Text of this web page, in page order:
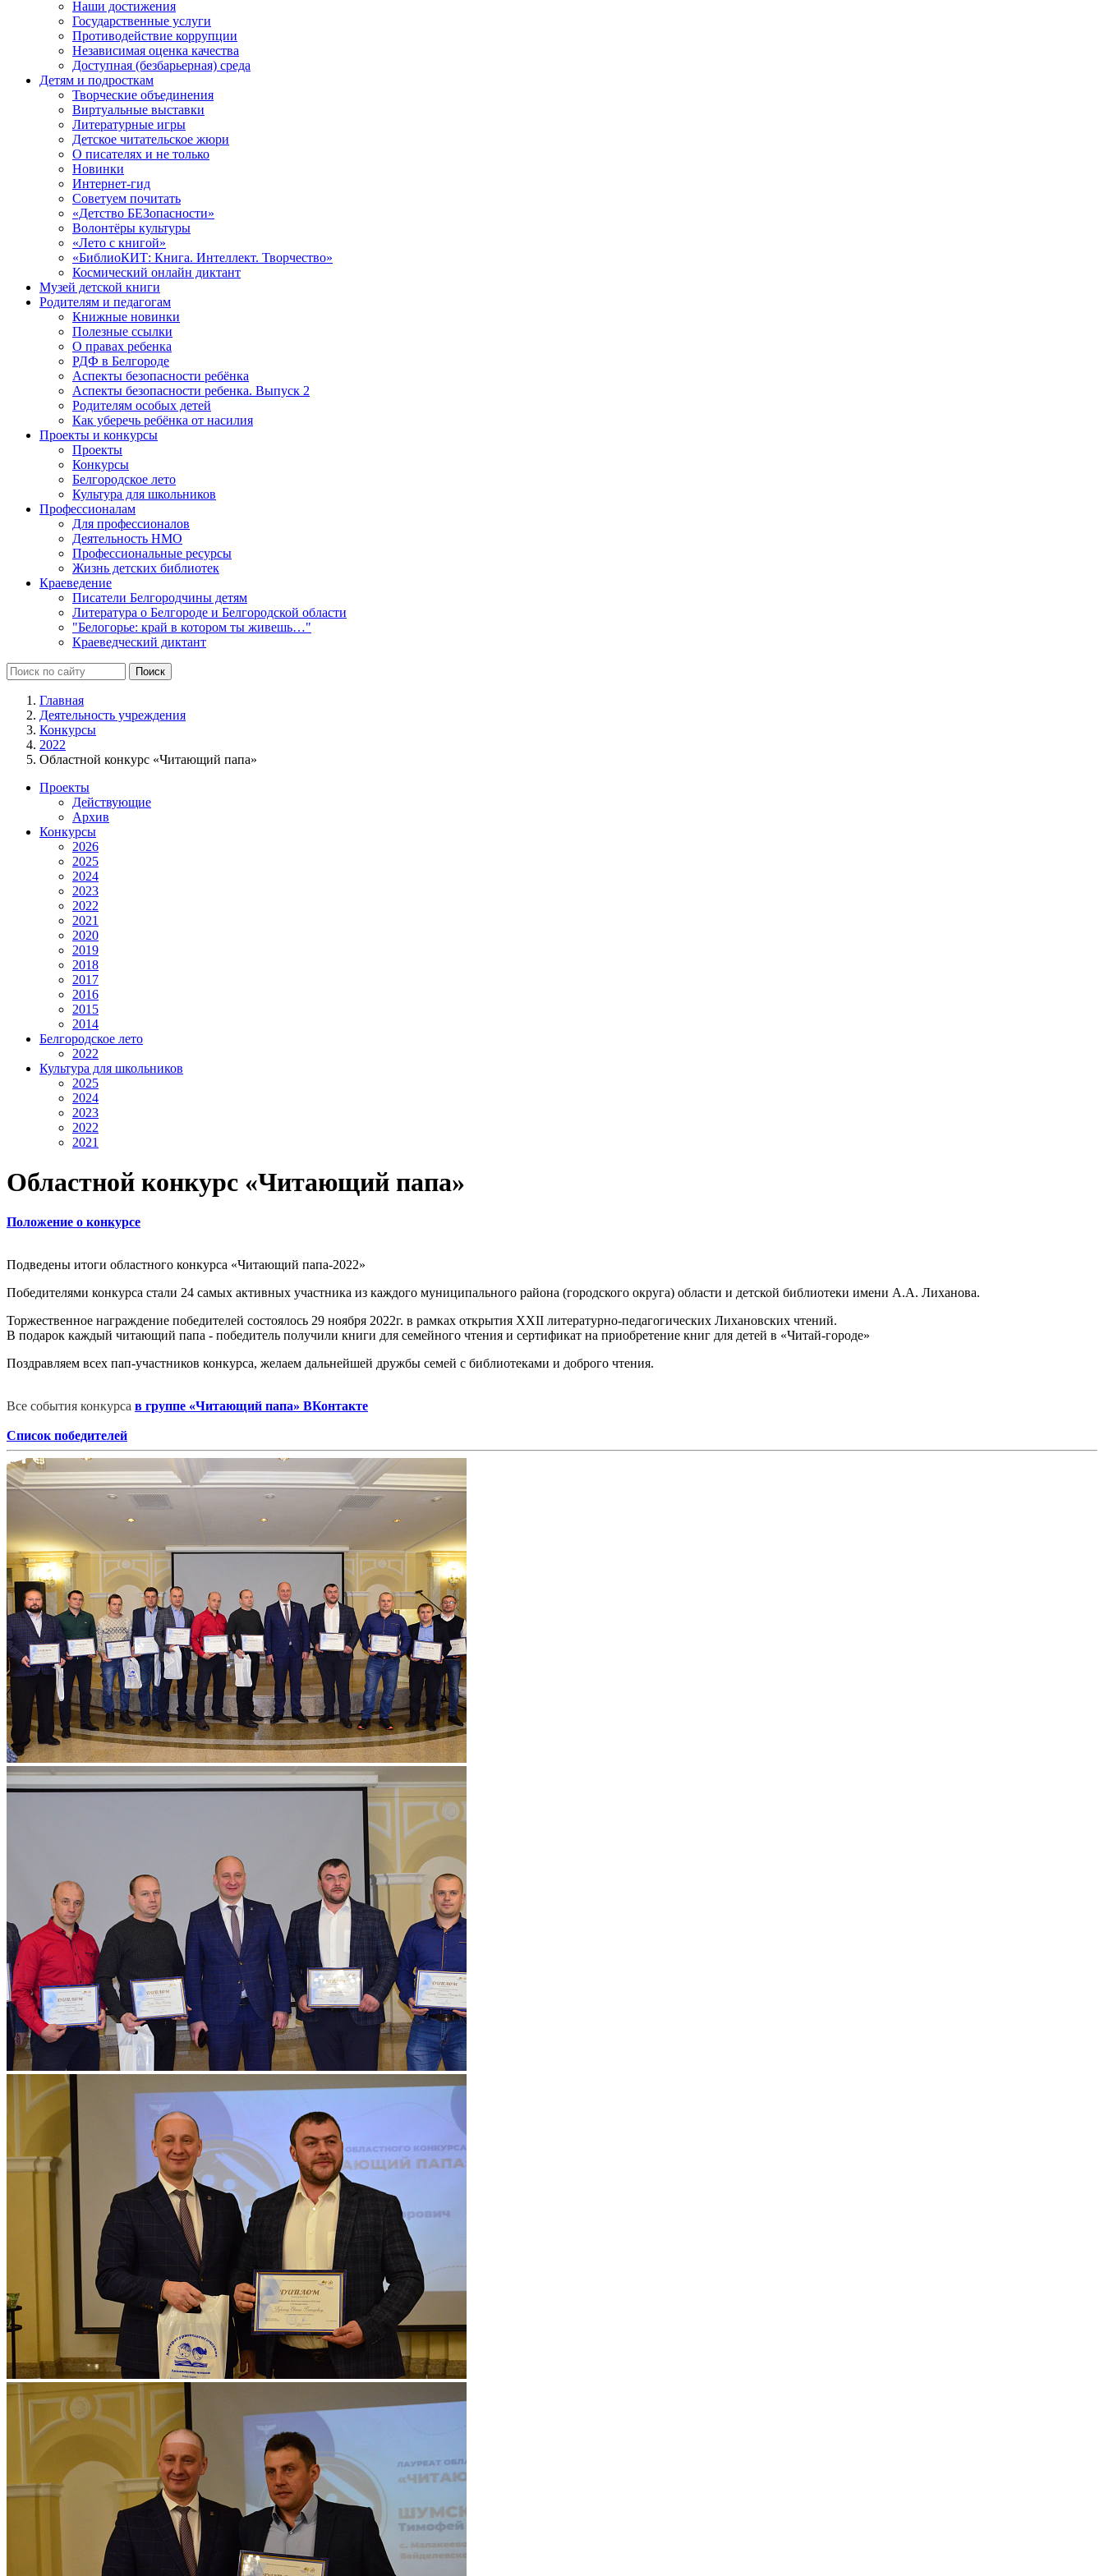
Наши достижения
Государственные услуги
Противодействие коррупции
Независимая оценка качества
Доступная (безбарьерная) среда
Детям и подросткам
Творческие объединения
Виртуальные выставки
Литературные игры
Детское читательское жюри
О писателях и не только
Новинки
Интернет-гид
Советуем почитать
«Детство БЕЗопасности»
Волонтёры культуры
«Лето с книгой»
«БиблиоКИТ: Книга. Интеллект. Творчество»
Космический онлайн диктант
Музей детской книги
Родителям и педагогам
Книжные новинки
Полезные ссылки
О правах ребенка
РДФ в Белгороде
Аспекты безопасности ребёнка
Аспекты безопасности ребенка. Выпуск 2
Родителям особых детей
Как уберечь ребёнка от насилия
Проекты и конкурсы
Проекты
Конкурсы
Белгородское лето
Культура для школьников
Профессионалам
Для профессионалов
Деятельность НМО
Профессиональные ресурсы
Жизнь детских библиотек
Краеведение
Писатели Белгородчины детям
Литература о Белгороде и Белгородской области
"Белогорье: край в котором ты живешь…"
Краеведческий диктант
Главная
Деятельность учреждения
Конкурсы
2022
Областной конкурс «Читающий папа»
Проекты
Действующие
Архив
Конкурсы
2026
2025
2024
2023
2022
2021
2020
2019
2018
2017
2016
2015
2014
Белгородское лето
2022
Культура для школьников
2025
2024
2023
2022
2021
Областной конкурс «Читающий папа»
Положение о конкурсе
Подведены итоги областного конкурса «Читающий папа-2022»
Победителями конкурса стали 24 самых активных участника из каждого муниципального района (городского округа) области и детской библиотеки имени А.А. Лиханова.
Торжественное награждение победителей состоялось 29 ноября 2022г. в рамках открытия XXII литературно-педагогических Лихановских чтений.
В подарок каждый читающий папа - победитель получили книги для семейного чтения и сертификат на приобретение книг для детей в «Читай-городе»
Поздравляем всех пап-участников конкурса, желаем дальнейшей дружбы семей с библиотеками и доброго чтения.
Все события конкурса в группе «Читающий папа» ВКонтакте
Список победителей